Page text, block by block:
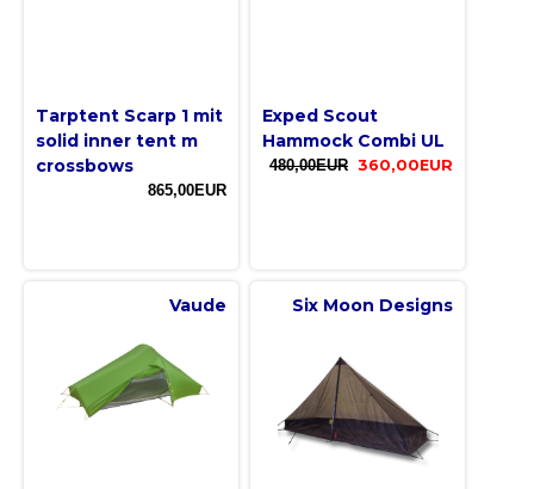
Tarptent Scarp 1 mit
solid inner tent m
crossbows
865,00EUR
Exped Scout
Hammock Combi UL
480,00EUR 360,00EUR
Vaude Six Moon Designs